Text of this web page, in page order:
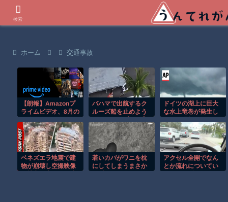
ホーム 交通事故
【朗報】Amazonプ
ライムビデオ、8月の
凄さ！体感気温50度
越えへ
バハマで出航するク
ルーズ船を止めよう
劇！！
ドイツの湖上に巨大
な水上竜巻が発生し
ベネズエラ地震で建
物が崩壊し空撮映像
若いカバがワニを枕
にしてしまうまさか
アクセル全開でなん
とか流れについてい
検索